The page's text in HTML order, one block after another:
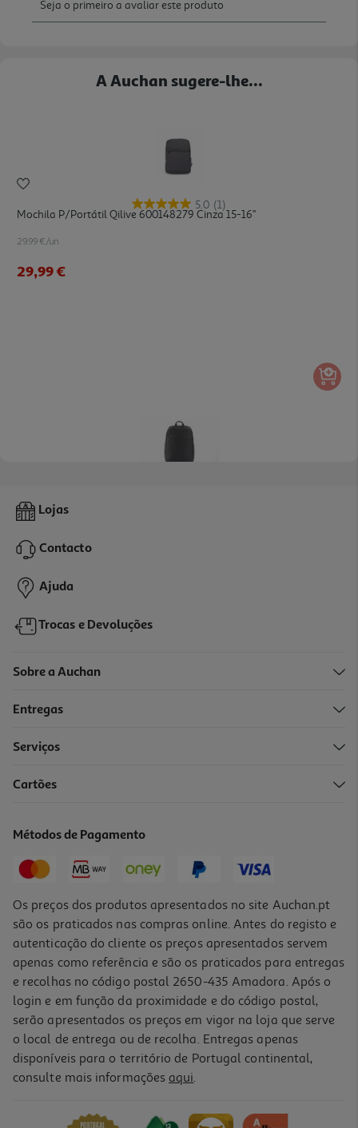
A Auchan sugere-lhe...
5.0 (1)
Mochila P/portátil Qilive 600148279 Cinza 15-16"
29.99 €/un
29,99 €
Mochila Para Portátil Qilive 600148277 15-16" Preto
19,99 €
Mochila P/pc Hp Laptop Backpack 9w0z7aa 15.6"
Lojas
Contacto
Ajuda
Trocas e Devoluções
Sobre a Auchan
Entregas
Serviços
Cartões
Métodos de Pagamento
Os preços dos produtos apresentados no site Auchan.pt
são os praticados nas compras online. Antes do registo e
autenticação do cliente os preços apresentados servem
apenas como referência e são os praticados para entregas
e recolhas no código postal 2650-435 Amadora. Após o
login e em função da proximidade e do código postal,
serão apresentados os preços em vigor na loja que serve
o local de entrega ou de recolha. Entregas apenas
disponíveis para o território de Portugal continental,
consulte mais informações aqui.